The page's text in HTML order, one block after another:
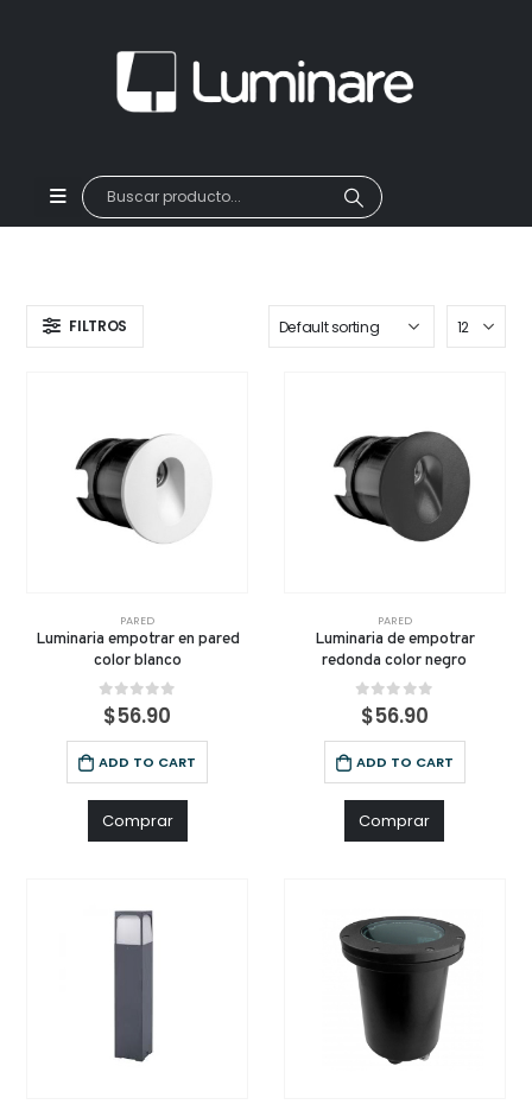
FILTROS
PARED
Luminaria empotrar en pared
color blanco
0out of 5
$56.90
ADD TO CART
Comprar
PARED
Luminaria de empotrar
redonda color negro
0out of 5
$56.90
ADD TO CART
Comprar